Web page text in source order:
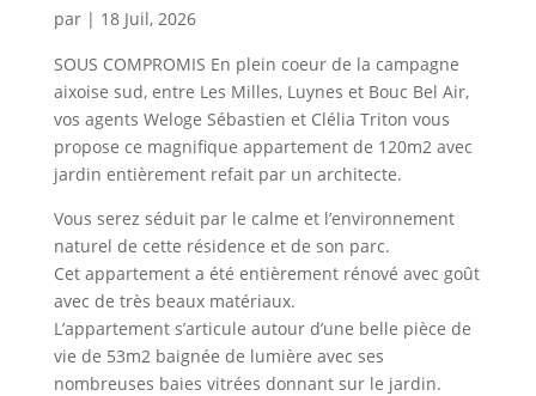
par | 18 Juil, 2026
SOUS COMPROMIS En plein coeur de la campagne
aixoise sud, entre Les Milles, Luynes et Bouc Bel Air,
vos agents Weloge Sébastien et Clélia Triton vous
propose ce magnifique appartement de 120m2 avec
jardin entièrement refait par un architecte.
Vous serez séduit par le calme et l’environnement
naturel de cette résidence et de son parc.
Cet appartement a été entièrement rénové avec goût
avec de très beaux matériaux.
L’appartement s’articule autour d’une belle pièce de
vie de 53m2 baignée de lumière avec ses
nombreuses baies vitrées donnant sur le jardin.